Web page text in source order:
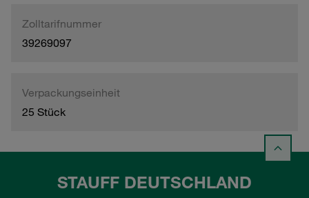
Zolltarifnummer
39269097
Verpackungseinheit
25 Stück
STAUFF DEUTSCHLAND